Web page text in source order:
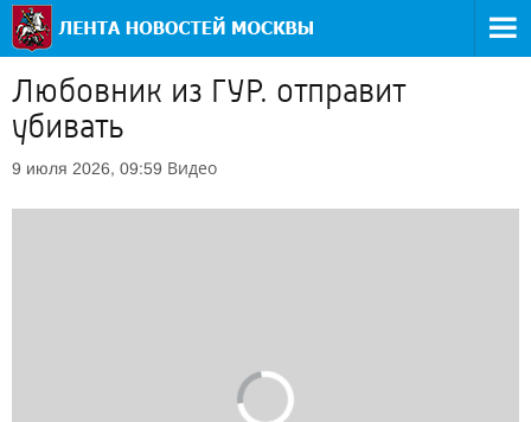
Любовник из ГУР. отправит
убивать
9 июля 2026, 09:59 Видео